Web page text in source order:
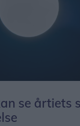
se årtiets